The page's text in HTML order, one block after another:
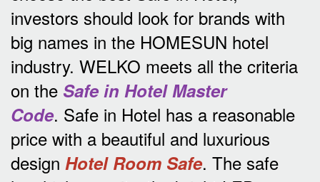
investors should look for brands with
big names in the HOMESUN hotel
industry. WELKO meets all the criteria
on the Safe in Hotel Master
Code. Safe in Hotel has a reasonable
price with a beautiful and luxurious
design Hotel Room Safe. The safe